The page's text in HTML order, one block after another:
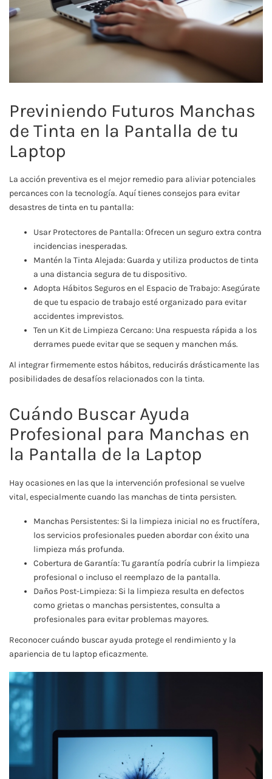
Previniendo Futuros Manchas
de Tinta en la Pantalla de tu
Laptop
La acción preventiva es el mejor remedio para aliviar potenciales
percances con la tecnología. Aquí tienes consejos para evitar
desastres de tinta en tu pantalla:
Usar Protectores de Pantalla: Ofrecen un seguro extra contra
incidencias inesperadas.
Mantén la Tinta Alejada: Guarda y utiliza productos de tinta
a una distancia segura de tu dispositivo.
Adopta Hábitos Seguros en el Espacio de Trabajo: Asegúrate
de que tu espacio de trabajo esté organizado para evitar
accidentes imprevistos.
Ten un Kit de Limpieza Cercano: Una respuesta rápida a los
derrames puede evitar que se sequen y manchen más.
Al integrar firmemente estos hábitos, reducirás drásticamente las
posibilidades de desafíos relacionados con la tinta.
Cuándo Buscar Ayuda
Profesional para Manchas en
la Pantalla de la Laptop
Hay ocasiones en las que la intervención profesional se vuelve
vital, especialmente cuando las manchas de tinta persisten.
Manchas Persistentes: Si la limpieza inicial no es fructífera,
los servicios profesionales pueden abordar con éxito una
limpieza más profunda.
Cobertura de Garantía: Tu garantía podría cubrir la limpieza
profesional o incluso el reemplazo de la pantalla.
Daños Post-Limpieza: Si la limpieza resulta en defectos
como grietas o manchas persistentes, consulta a
profesionales para evitar problemas mayores.
Reconocer cuándo buscar ayuda protege el rendimiento y la
apariencia de tu laptop eficazmente.